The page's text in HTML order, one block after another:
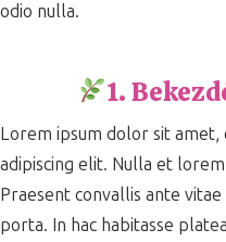
odio nulla.
1.
Lorem ipsum dolor sit amet,
adipiscing elit. Nulla et
Praesent convallis ante vitae
porta. In hac habitasse